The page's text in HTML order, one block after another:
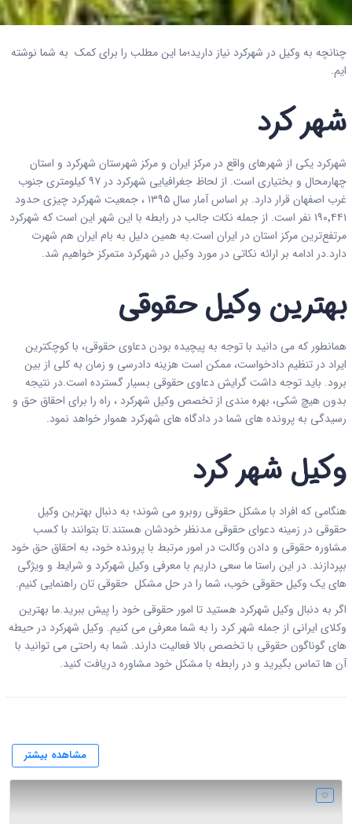
چنانچه به وکیل در شهرکرد نیاز دارید؛ما این مطلب را برای کمک به شما نوشته
ایم.
شهر کرد
شهرکرد یکی از شهرهای واقع در مرکز ایران و مرکز شهرستان شهرکرد و استان
چهارمحال و بختیاری است. از لحاظ جغرافیایی شهرکرد در ۹۷ کیلومتری جنوب
غرب اصفهان قرار دارد. بر اساس آمار سال ۱۳۹۵ ، جمعیت شهرکرد چیزی حدود
۱۹۰٬۴۴۱ نفر است. از جمله نکات جالب در رابطه با این شهر این است که شهرکرد
مرتفع‌ترین مرکز استان در ایران است.به همین دلیل به بام ایران هم شهرت
دارد.در ادامه بر ارائه نکاتی در مورد وکیل در شهرکرد متمرکز خواهیم شد.
بهترین وکیل حقوقی
همانطور که می دانید با توجه به پیچیده بودن دعاوی حقوقی، با کوچکترین
ایراد در تنظیم دادخواست، ممکن است هزینه دادرسی و زمان به کلی از بین
برود. باید توجه داشت گرایش دعاوی حقوقی بسیار گسترده است.در نتیجه
بدون هیچ شکی، بهره مندی از تخصص وکیل شهرکرد ، راه را برای احقاق حق و
رسیدگی به پرونده های شما در دادگاه های شهرکرد هموار خواهد نمود.
وکیل شهر کرد
هنگامی که افراد با مشکل حقوقی روبرو می شوند؛ به دنبال بهترین وکیل
حقوقی در زمینه دعوای حقوقی مدنظر خودشان هستند.تا بتوانند با کسب
مشاوره حقوقی و دادن وکالت در امور مرتبط با پرونده خود، به احقاق حق خود
بپردازند. در این راستا ما سعی داریم با معرفی وکیل شهرکرد و شرایط و ویژگی
های یک وکیل حقوقی خوب، شما را در حل مشکل حقوقی تان راهنمایی کنیم.
اگر به دنبال وکیل شهرکرد هستید تا امور حقوقی خود را پیش ببرید.ما بهترین
وکلای ایرانی از جمله شهر کرد را به شما معرفی می کنیم. وکیل شهرکرد در حیطه
های گوناگون حقوقی با تخصص بالا فعالیت دارند. شما به راحتی می توانید با
آن ها تماس بگیرید و در رابطه با مشکل خود مشاوره دریافت کنید.
مشاهده بیشتر